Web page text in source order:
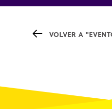
VOLVER A